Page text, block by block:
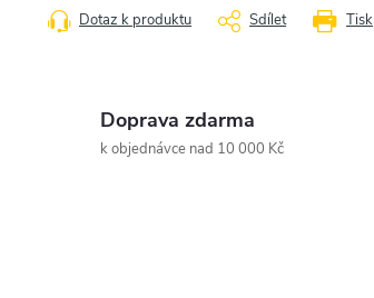
Tisk
Dotaz k produktu Sdílet
Doprava zdarma
k objednávce nad 10 000 Kč